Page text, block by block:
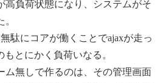
高負荷状態になり、システムがそ
駄にコアが働くことでajaxが走っ
とにかく負荷いなる。
ム無しで作るのは、その管理画面